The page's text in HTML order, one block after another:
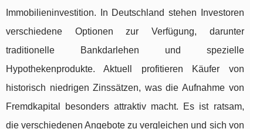
Immobilieninvestition. In Deutschland stehen Investoren
verschiedene Optionen zur Verfügung, darunter
traditionelle Bankdarlehen und spezielle
Hypothekenprodukte. Aktuell profitieren Käufer von
historisch niedrigen Zinssätzen, was die Aufnahme von
Fremdkapital besonders attraktiv macht. Es ist ratsam,
die verschiedenen Angebote zu vergleichen und sich von